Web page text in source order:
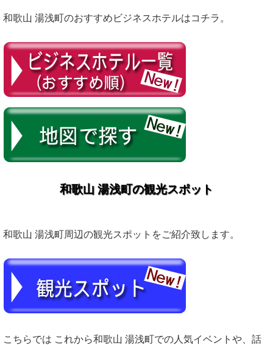
和歌山 湯浅町のおすすめビジネスホテルはコチラ。
和歌山 湯浅町の観光スポット
和歌山 湯浅町周辺の観光スポットをご紹介致します。
こちらでは これから和歌山 湯浅町での人気イベントや、話